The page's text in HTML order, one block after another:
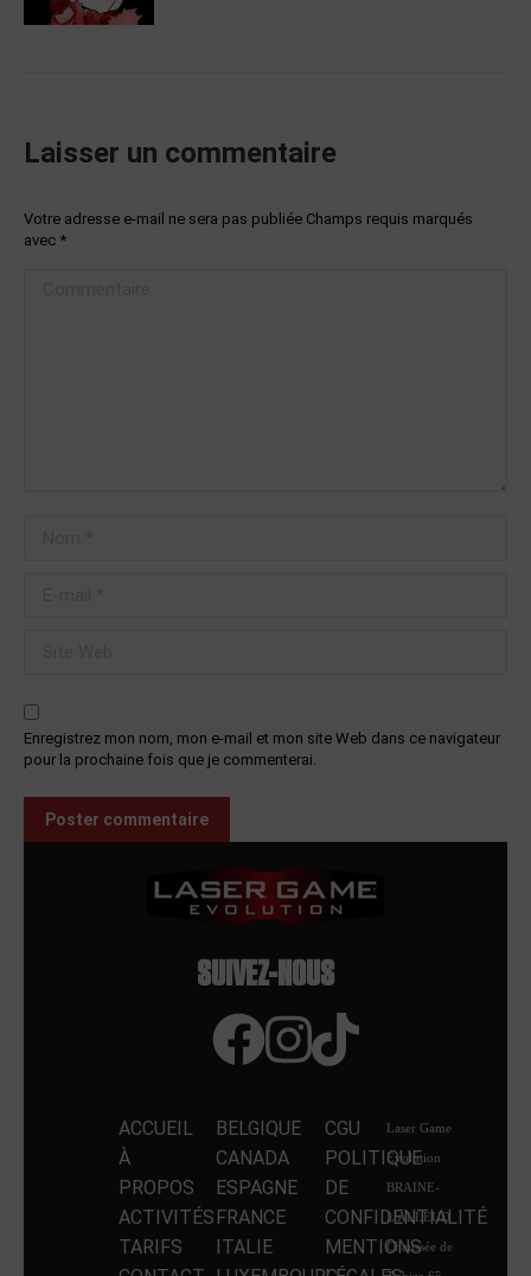
Laisser un commentaire
Votre adresse e-mail ne sera pas publiée Champs requis marqués
avec *
Enregistrez mon nom, mon e-mail et mon site Web dans ce navigateur
pour la prochaine fois que je commenterai.
Poster commentaire
SUIVEZ-NOUS
ACCUEIL
À
PROPOS
ACTIVITÉS
TARIFS
BELGIQUE
CANADA
ESPAGNE
FRANCE
ITALIE
CGU
POLITIQUE
DE
CONFIDENTIALITÉ
MENTIONS
Laser Game
Evolution
BRAINE-
L'ALLEUD
Chaussée de